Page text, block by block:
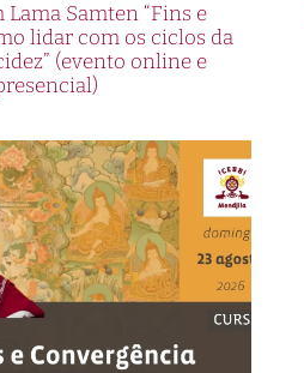
Lama Samten “Fins e
lidar com os ciclos da
(evento online e